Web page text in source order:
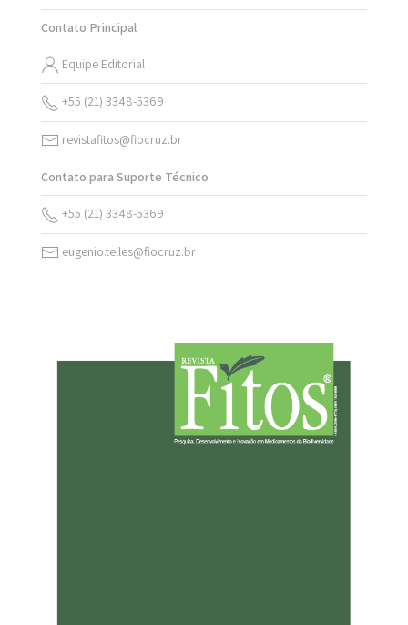
Contato Principal
Equipe Editorial
+55 (21) 3348-5369
revistafitos@fiocruz.br
Contato para Suporte Técnico
+55 (21) 3348-5369
eugenio.telles@fiocruz.br